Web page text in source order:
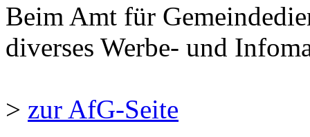
Beim Amt für
diverses Werbe- und
> zur AfG-Seite